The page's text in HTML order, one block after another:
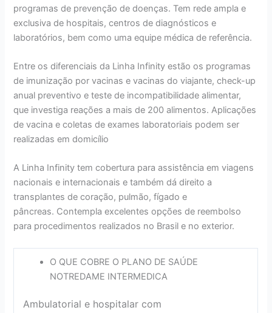
programas de prevenção de doenças. Tem rede ampla e
exclusiva de hospitais, centros de diagnósticos e
laboratórios, bem como uma equipe médica de referência.
Entre os diferenciais da Linha Infinity estão os programas
de imunização por vacinas e vacinas do viajante, check-up
anual preventivo e teste de incompatibilidade alimentar,
que investiga reações a mais de 200 alimentos. Aplicações
de vacina e coletas de exames laboratoriais podem ser
realizadas em domicílio
A Linha Infinity tem cobertura para assistência em viagens
nacionais e internacionais e também dá direito a
transplantes de coração, pulmão, fígado e
pâncreas. Contempla excelentes opções de reembolso
para procedimentos realizados no Brasil e no exterior.
O QUE COBRE O PLANO DE SAÚDE
NOTREDAME INTERMEDICA
Ambulatorial e hospitalar com